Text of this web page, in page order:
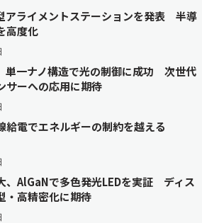
アライメントステーションを発表 半導
高度化
単一ナノ構造で光の制御に成功 次世代
サーへの応用に期待
給電でエネルギーの制約を越える
、AlGaNで多色発光LEDを実証 ディス
・高精密化に期待